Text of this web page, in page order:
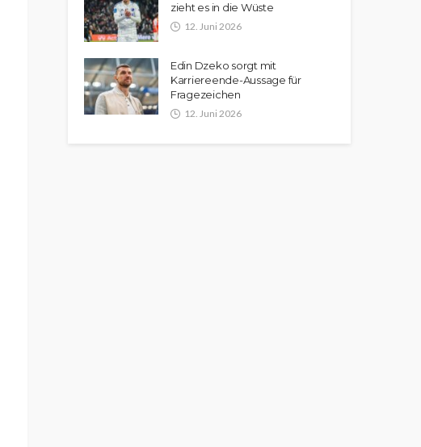
zieht es in die Wüste
12. Juni 2026
Edin Dzeko sorgt mit
Karriereende-Aussage für
Fragezeichen
12. Juni 2026